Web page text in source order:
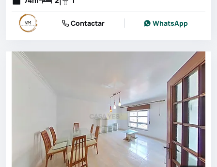
Contactar WhatsApp